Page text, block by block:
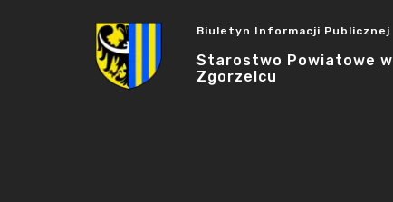
Biuletyn Informacji Publicznej
Starostwo Powiatowe w
Zgorzelcu